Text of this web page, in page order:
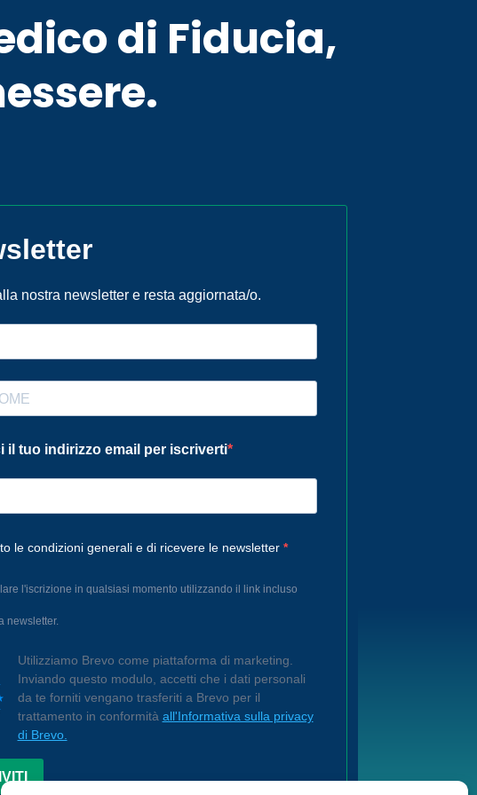
di Fiducia,
nostra newsletter e resta aggiornata/o.
il tuo indirizzo email per iscriverti
le condizioni generali e di ricevere le newsletter
l'iscrizione in qualsiasi momento utilizzando il link incluso
newsletter.
Utilizziamo Brevo come piattaforma di marketing.
Inviando questo modulo, accetti che i dati personali
da te forniti vengano trasferiti a Brevo per il
trattamento in conformità all'Informativa sulla privacy
di Brevo.